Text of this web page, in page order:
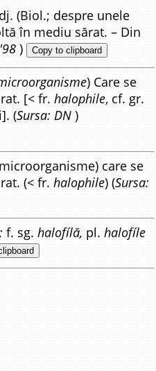
(Biol.; despre unele
în mediu sărat. – Din
) Copy to clipboard
) Care se
[< fr.halophile, cf. gr.
(Sursa: DN )
care se
(< fr.halophile) (Sursa:
f. sg.halofílă, pl.halofíle